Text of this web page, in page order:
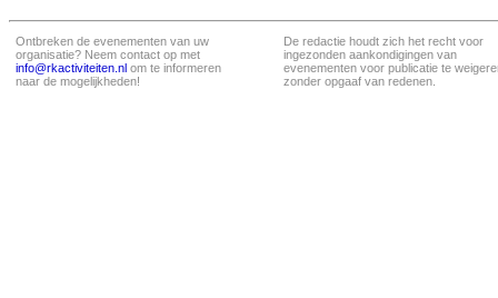
Ontbreken de evenementen van uw
organisatie? Neem contact op met
info@rkactiviteiten.nl om te informeren
naar de mogelijkheden!
De redactie houdt zich het recht voor
ingezonden aankondigingen van
evenementen voor publicatie te
zonder opgaaf van redenen.